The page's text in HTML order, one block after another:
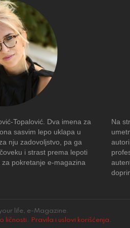
Topalović. Dva imena za
sasvim lepo uklapa u
nju zadovoljstvo, pa ga
i strast prema lepoti
pokretanje e-magazina
Na
life, e-Magazine.
ličnosti . Pravila i uslovi korišćenja .